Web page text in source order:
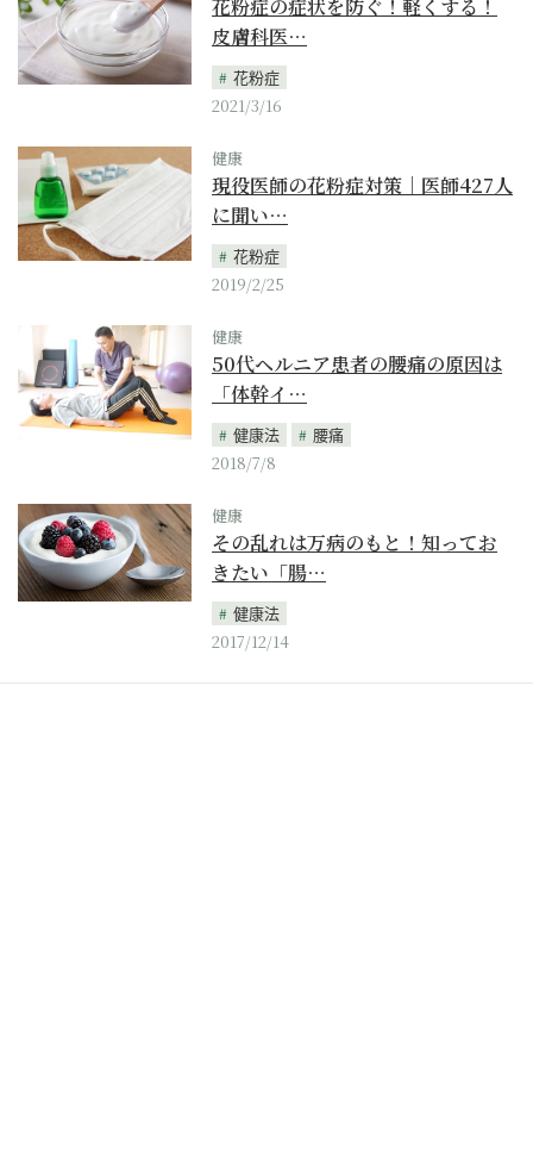
花粉症の症状を防ぐ！軽くする！
皮膚科医…
花粉症
2021/3/16
健康
現役医師の花粉症対策｜医師427人
に聞い…
花粉症
2019/2/25
健康
50代ヘルニア患者の腰痛の原因は
「体幹イ…
健康法
腰痛
2018/7/8
健康
その乱れは万病のもと！知ってお
きたい「腸…
健康法
2017/12/14